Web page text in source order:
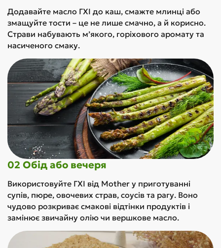
Додавайте масло ГХІ до каш, смажте млинці або
змащуйте тости – це не лише смачно, а й корисно.
Страви набувають м’якого, горіхового аромату та
насиченого смаку.
02 Обід або вечеря
Використовуйте ГХІ від Mother у приготуванні
супів, пюре, овочевих страв, соусів та рагу. Воно
чудово розкриває смакові відтінки продуктів і
замінює звичайну олію чи вершкове масло.